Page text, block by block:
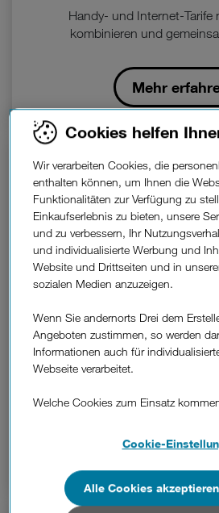
Handy- und Internet-Tarife
kombinieren und
Mehr
Router & TV
aus starkem Router und
Mehr
Cookies helfen
Wir verarbeiten Cookies, die
enthalten können, um Ihnen die
Funktionalitäten zur Verfügung zu
Einkaufserlebnis zu bieten, unsere
und zu verbessern, Ihr
und individualisierte Werbung und
Website und Drittseiten und in
sozialen Medien anzuzeigen.
Wenn Sie andernorts Drei dem
Angeboten zustimmen, so werden
Informationen auch für
Webseite verarbeitet.
Welche Cookies zum Einsatz
Wenn Sie allen Cookies zustimmen,
von Drittanbietern verarbeitet, die Ihre
Cookie-
Alle Cookies